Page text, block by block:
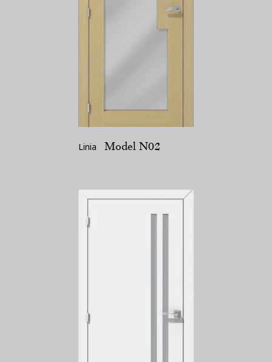
Linia Model N02